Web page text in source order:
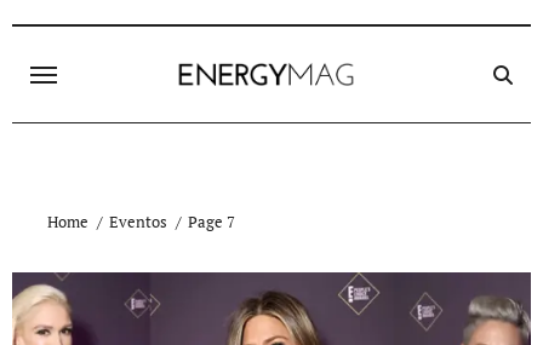
content
Home Eventos Page 7